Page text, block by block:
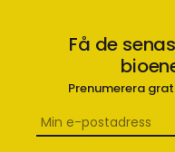
Få de
Prenumerera